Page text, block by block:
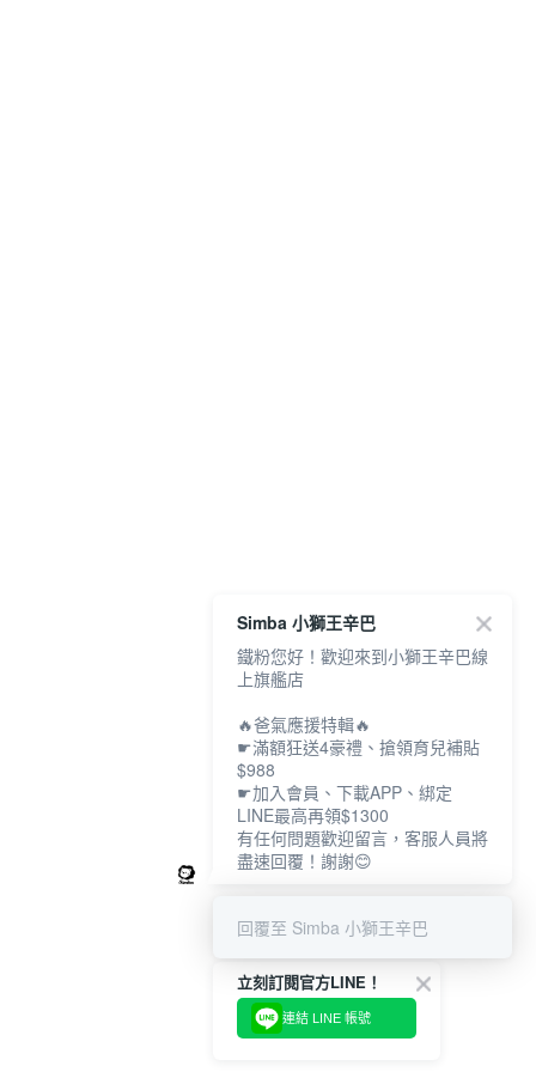
立刻訂閱官方LINE！
連結 LINE 帳號
Simba 小獅王辛巴
鐵粉您好！歡迎來到小獅王辛巴線
上旗艦店
🔥爸氣應援特輯🔥
☛滿額狂送4豪禮、搶領育兒補貼
$988
☛加入會員、下載APP、綁定
LINE最高再領$1300
有任何問題歡迎留言，客服人員將
盡速回覆！謝謝😊
回覆至 Simba 小獅王辛巴